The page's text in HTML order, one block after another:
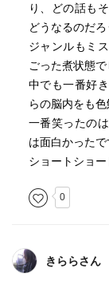
り、どの話も
どうなるのだろ
ジャンルもミ
ごった煮状態
中でも一番好
らの脳内をも
一番笑ったの
は面白かった
ショートショー
0
きららさん